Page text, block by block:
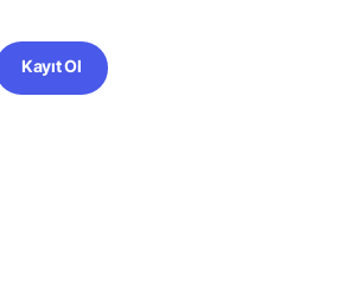
Kayıt Ol